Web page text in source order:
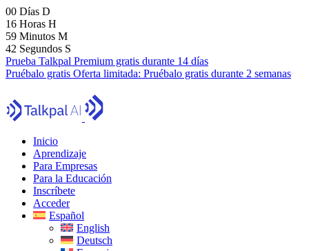
00 Días D
16 Horas H
59 Minutos M
41 Segundos S
Prueba Talkpal Premium gratis durante 14 días
Pruébalo gratis Oferta limitada: Pruébalo gratis durante 2 semanas
Inicio
Aprendizaje
Para Empresas
Para la Educación
Inscríbete
Acceder
Español
English
Deutsch